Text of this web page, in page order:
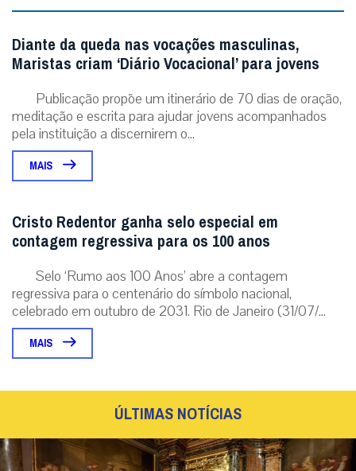
Diante da queda nas vocações masculinas,
Maristas criam ‘Diário Vocacional’ para jovens
Publicação propõe um itinerário de 70 dias de oração,
meditação e escrita para ajudar jovens acompanhados
pela instituição a discernirem o...
MAIS
Cristo Redentor ganha selo especial em
contagem regressiva para os 100 anos
Selo ‘Rumo aos 100 Anos’ abre a contagem
regressiva para o centenário do símbolo nacional,
celebrado em outubro de 2031. Rio de Janeiro (31/07/...
MAIS
ÚLTIMAS NOTÍCIAS